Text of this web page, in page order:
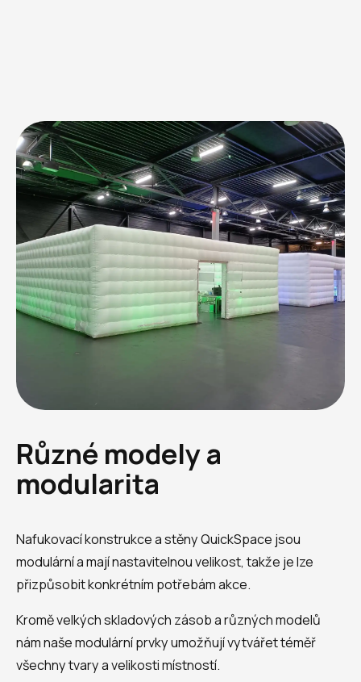
Různé modely a
modularita
Nafukovací konstrukce a stěny QuickSpace jsou
modulární a mají nastavitelnou velikost, takže je lze
přizpůsobit konkrétním potřebám akce.
Kromě velkých skladových zásob a různých modelů
nám naše modulární prvky umožňují vytvářet téměř
všechny tvary a velikosti místností.